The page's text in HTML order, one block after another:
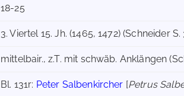
18-25
3. Viertel 15. Jh. (1465, 1472) (Schneider S.
mittelbair., z.T. mit schwäb. Anklängen
Bl. 131r: Peter Salbenkircher [Petrus